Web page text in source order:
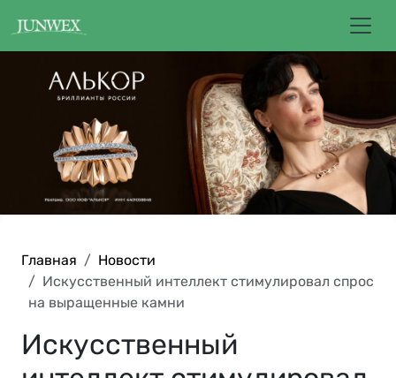
Главная
Новости
Искусственный интеллект стимулировал спрос
на выращенные камни
Искусственный